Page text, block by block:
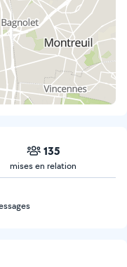
135
mises en relation